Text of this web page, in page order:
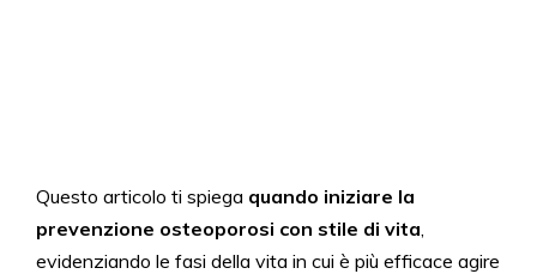
Questo articolo ti spiega quando iniziare la
prevenzione osteoporosi con stile di vita,
evidenziando le fasi della vita in cui è più efficace agire